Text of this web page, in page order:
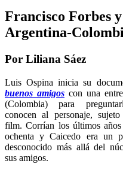
Francisco Forbes
Argentina-
Por Liliana Sáez
Luis Ospina inicia su
buenos amigos con una
(Colombia) para
conocen al personaje,
film. Corrían los últimos
ochenta y Caicedo era un
desconocido más allá del
sus amigos.